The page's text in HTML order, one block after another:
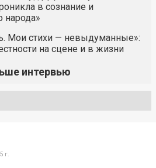
в сознание и
Мои стихи — невыдуманные»:
на сцене и в жизни
интервью
г.